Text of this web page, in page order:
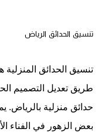
تنسيق الحدائق الرياض
تنسيق الحدائق
طريق تعديل التصميم
حدائق منزلية بالرياض.
بعض الزهور في الفناء